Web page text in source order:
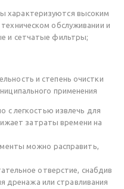
характеризуются высоким
обслуживании и
и сетчатые фильтры;
и степень очистки
применения
легкостью извлечь для
затраты времени на
можно расправить,
отверстие, снабдив
дренажа или стравливания